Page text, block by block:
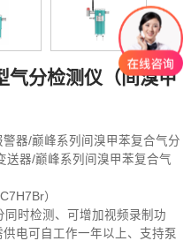
气分检测仪（间溴甲
器/巅峰系列间溴甲苯复合气分
送器/巅峰系列间溴甲苯复合气
）
时检测、可增加视频录制功
电可自工作一年以上、支持泵